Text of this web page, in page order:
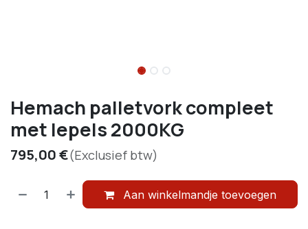
Hemach palletvork compleet
met lepels 2000KG
795,00€(Exclusief btw)
Aan winkelmandje toevoegen